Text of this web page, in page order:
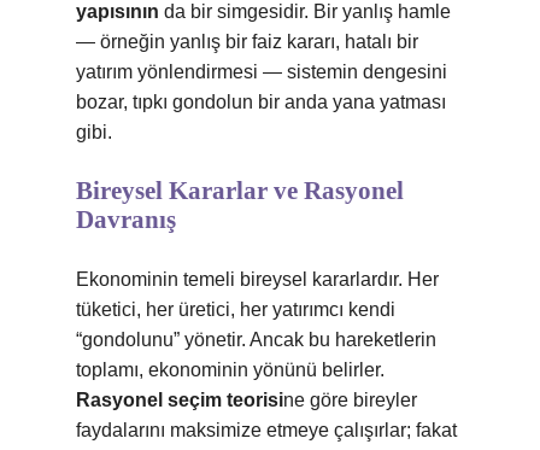
yapısının da bir simgesidir. Bir yanlış hamle
— örneğin yanlış bir faiz kararı, hatalı bir
yatırım yönlendirmesi — sistemin dengesini
bozar, tıpkı gondolun bir anda yana yatması
gibi.
Bireysel Kararlar ve Rasyonel
Davranış
Ekonominin temeli bireysel kararlardır. Her
tüketici, her üretici, her yatırımcı kendi
“gondolunu” yönetir. Ancak bu hareketlerin
toplamı, ekonominin yönünü belirler.
Rasyonel seçim teorisine göre bireyler
faydalarını maksimize etmeye çalışırlar; fakat